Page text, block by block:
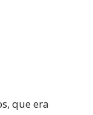
que era